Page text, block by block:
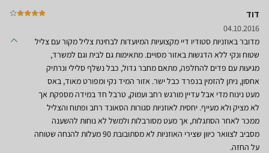
דוד
04.10.2016
מדובר באוזניות סטודיו דיי מקצועיות המיועדות לבחינת צליל מקור עם צליל
שטוח ונקי ללא הדגשות באזור מסויים. מתאימות גם לבית וגם למשרד,
מגיעות עם פדים להחלפה, מתאם מחבר גדול, כבל נשלף סלילי ונרתיק
אחסון, ניתן להזמין בנפרד כבל ישר. אזור המיד נקי ומפורט מאוד, באס
מעט נינוח מדי אבל עדיין מורגש רחב ועמוק, טרבל חד במידה מספקת אך
לא מציק ולא מעייף. יחסית לאוזניות סגורות הסאונד רחב ופתוח והצליל
ממכר לאחר הסתגלות, אך מעט מסורבלות ולמשל לא נוחות להשענה
מסביב לצוואר כיוון שצירי האוזניות לא מסתובובת 90 מעלות להנחה שטוחה
על החזה.